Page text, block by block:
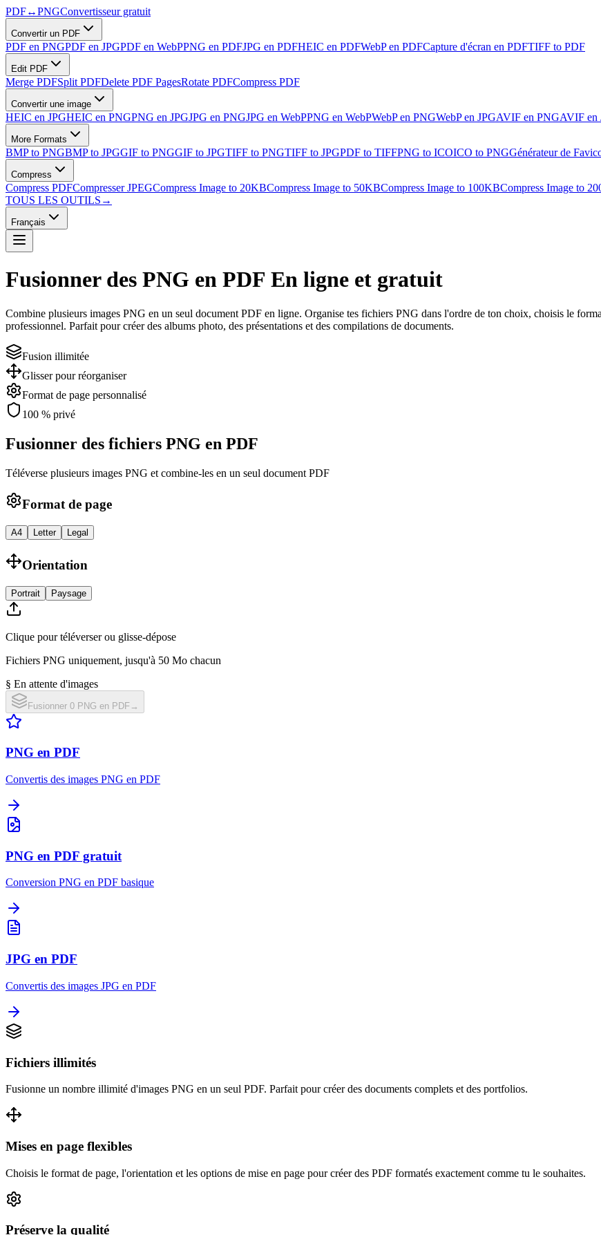
PDF↔PNGConvertisseur gratuit
Convertir un PDF
PDF en PNGPDF en JPGPDF en WebPPNG en PDFJPG en PDFHEIC en PDFWebP en PDFCapture d'écran en PDFTIFF to PDF
Edit PDF
Merge PDFSplit PDFDelete PDF PagesRotate PDFCompress PDF
Convertir une image
HEIC en JPGHEIC en PNGPNG en JPGJPG en PNGJPG en WebPPNG en WebPWebP en PNGWebP en JPGAVIF en PNGAVIF en
More Formats
BMP to PNGBMP to JPGGIF to PNGGIF to JPGTIFF to PNGTIFF to JPGPDF to TIFFPNG to ICOICO to PNGGénérateur de
Compress
Compress PDFCompresser JPEGCompress Image to 20KBCompress Image to 50KBCompress Image to 100KBCompress Image to
TOUS LES OUTILS →
Français
Fusionner des PNG en PDF En ligne et gratuit
Combine plusieurs images PNG en un seul document PDF en ligne. Organise tes fichiers PNG dans l'ordre de ton choix, choisis le
professionnel. Parfait pour créer des albums photo, des présentations et des compilations de documents.
Fusion illimitée
Glisser pour réorganiser
Format de page personnalisé
100 % privé
Fusionner des fichiers PNG en PDF
Téléverse plusieurs images PNG et combine-les en un seul document PDF
Format de page
A4 Letter Legal
Orientation
Portrait Paysage
Clique pour téléverser ou glisse-dépose
Fichiers PNG uniquement, jusqu'à 50 Mo chacun
§ En attente d'images
Fusionner 0 PNG en PDF→
PNG en PDF
Convertis des images PNG en PDF
PNG en PDF gratuit
Conversion PNG en PDF basique
JPG en PDF
Convertis des images JPG en PDF
Fichiers illimités
Fusionne un nombre illimité d'images PNG en un seul PDF. Parfait pour créer des documents complets et des portfolios.
Mises en page flexibles
Choisis le format de page, l'orientation et les options de mise en page pour créer des PDF formatés exactement comme tu le souhaites.
Préserve la qualité